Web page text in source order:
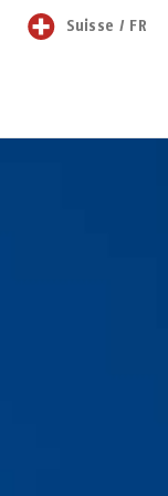
Suisse / FR